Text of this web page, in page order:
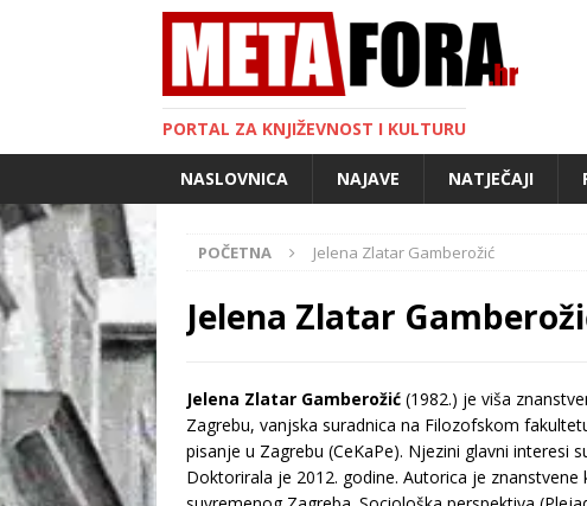
PORTAL ZA KNJIŽEVNOST I KULTURU
NASLOVNICA NAJAVE NATJEČAJI
POČETNA Jelena Zlatar Gamberožić
Jelena Zlatar
Jelena Zlatar Gamberožić (1982.) je viša
Zagrebu, vanjska suradnica na Filozofskom
pisanje u Zagrebu (CeKaPe). Njezini glavni
Doktorirala je 2012. godine. Autorica je